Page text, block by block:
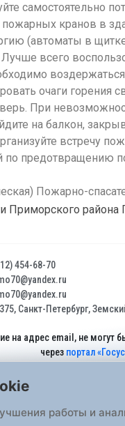
самостоятельно
пожарных кранов в
(автоматы в
всего
очаги горения
При
на балкон,
встречу
по предотвращению
Пожарно-
Приморского
454-68-70
Санкт-Петербург,
на адрес email, не могут
через портал
работы и